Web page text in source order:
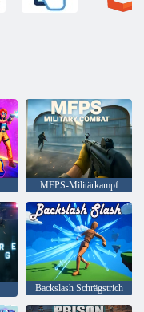
MFPS-Militärkampf
Backslash Schrägstrich